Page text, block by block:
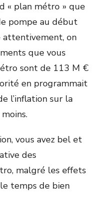
« plan métro » que
pompe au début
attentivement, on
que vous
sont de 113 M €
en programmait
l’inflation sur la
vous avez bel et
des
malgré les effets
temps de bien